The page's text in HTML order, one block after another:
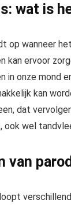
wat is
op wanneer
kan ervoor
in onze mond
kan
dat
ook wel
van